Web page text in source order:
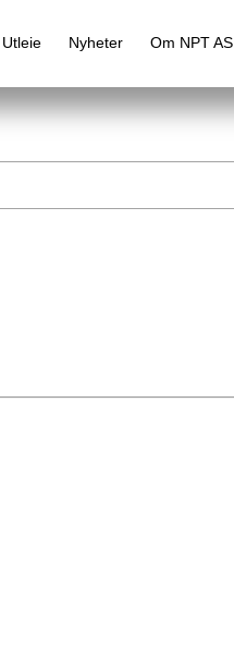
Utleie Nyheter Om NPT AS